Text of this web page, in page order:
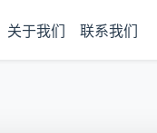
关于我们 联系我们